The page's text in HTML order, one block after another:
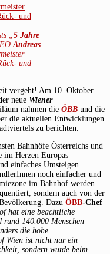
„ 5 Jahre
Andreas
und
vergeht! Am 10. Oktober
neue Wiener
nahmen die ÖBB und die
die aktuellen Entwicklungen
zu berichten.
Bahnhöfe Österreichs und
im Herzen Europas
einfaches Umsteigen
noch einfacher und
im Bahnhof werden
sondern auch von der
Dazu ÖBB-Chef
hat eine beachtliche
140.000 Menschen
die hohe
Wien ist nicht nur ein
sondern wurde beim